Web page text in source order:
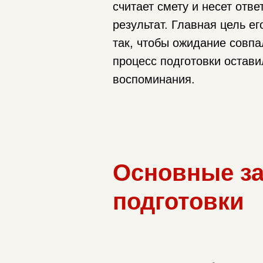
считает смету и несет
результат. Главная цель
так, чтобы ожидание
процесс подготовки
воспоминания.
Основные
подготовки